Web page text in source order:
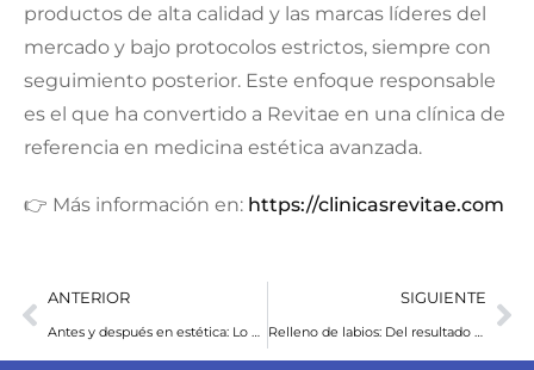
productos de alta calidad y las marcas líderes del
mercado y bajo protocolos estrictos, siempre con
seguimiento posterior. Este enfoque responsable
es el que ha convertido a Revitae en una clínica de
referencia en medicina estética avanzada.
👉 Más información en: https://clinicasrevitae.com
ANTERIOR
Antes y después en estética: Lo que nadie te cuenta sobre los resultados reales y cómo lograrlos con el Dr. Oyola
SIGUIENTE
Relleno de labios: Del resultado natural al volumen definido, qué esperar realmente